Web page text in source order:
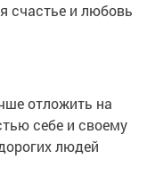
счастье и любовь
отложить на
себе и своему
людей